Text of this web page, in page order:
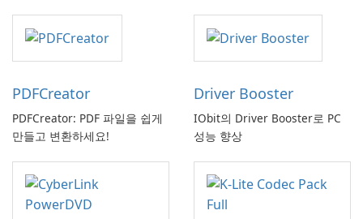
PDFCreator
PDFCreator: PDF 파일을 쉽게
만들고 변환하세요!
Driver Booster
IObit의 Driver Booster로 PC
성능 향상